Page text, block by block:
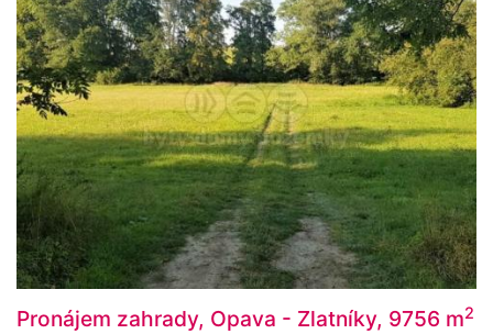
Pronájem zahrady, Opava - Zlatníky, 9756 m2